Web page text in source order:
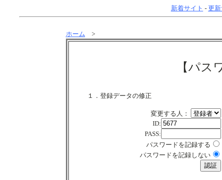
新着サイト - 更
ホーム >
【パス
１．登録データの修正
変更する人：
ID:
PASS:
パスワードを記録する
パスワードを記録しない